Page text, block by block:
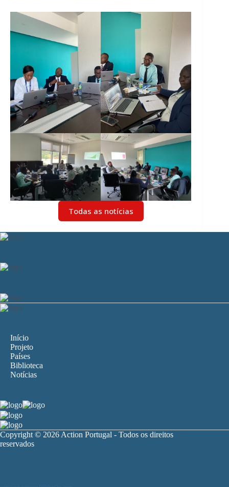
Todas as notícias
Início
Projeto
Países
Biblioteca
Notícias
Copyright © 2026 Action Portugal - Todos os direitos
reservados